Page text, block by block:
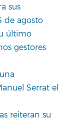
sus
de agosto
último
gestores
Serrat el
reiteran su